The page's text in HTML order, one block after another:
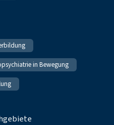
in Bewegung